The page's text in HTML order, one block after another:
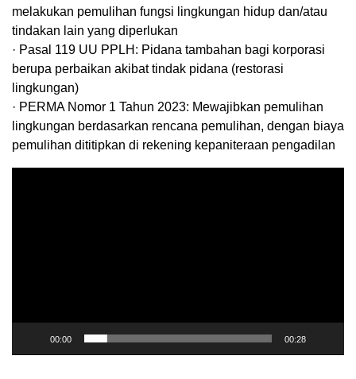
melakukan pemulihan fungsi lingkungan hidup dan/atau
tindakan lain yang diperlukan
· Pasal 119 UU PPLH: Pidana tambahan bagi korporasi
berupa perbaikan akibat tindak pidana (restorasi
lingkungan)
· PERMA Nomor 1 Tahun 2023: Mewajibkan pemulihan
lingkungan berdasarkan rencana pemulihan, dengan biaya
pemulihan dititipkan di rekening kepaniteraan pengadilan
00:00 00:28